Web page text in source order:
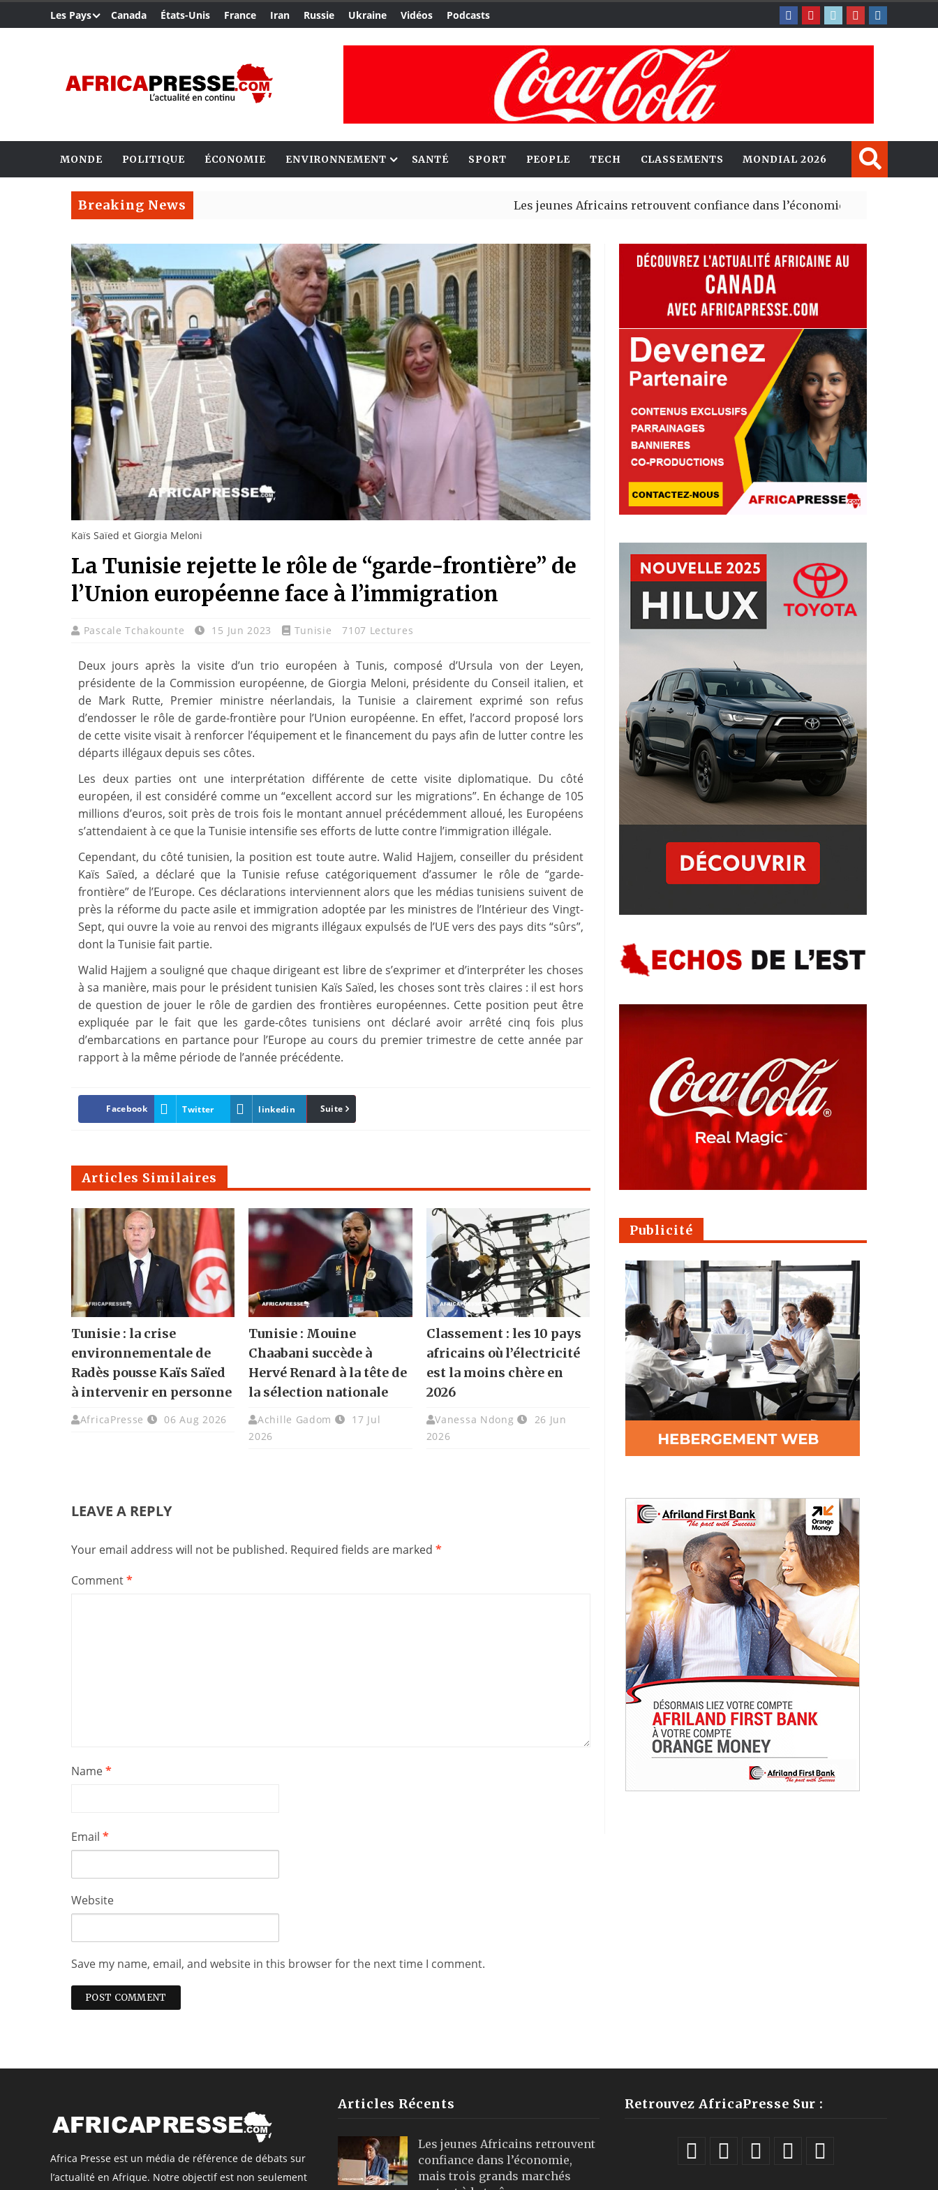
Les Pays Canada États-Unis France Iran Russie Ukraine Vidéos Podcasts
MONDE POLITIQUE ÉCONOMIE ENVIRONNEMENT SANTÉ SPORT PEOPLE TECH CLASSEMENTS MONDIAL 2026
Breaking News Les jeunes Africains retrouvent confiance dans l’économie, mais trois grands
Kaïs Saïed et Giorgia Meloni
La Tunisie rejette le rôle de “garde-frontière” de
l’Union européenne face à l’immigration
Pascale Tchakounte 15 Jun 2023 Tunisie 7107 Lectures
Deux jours après la visite d’un trio européen à Tunis, composé d’Ursula von der Leyen,
présidente de la Commission européenne, de Giorgia Meloni, présidente du Conseil italien, et
de Mark Rutte, Premier ministre néerlandais, la Tunisie a clairement exprimé son refus
d’endosser le rôle de garde-frontière pour l’Union européenne. En effet, l’accord proposé lors
de cette visite visait à renforcer l’équipement et le financement du pays afin de lutter contre les
départs illégaux depuis ses côtes.
Les deux parties ont une interprétation différente de cette visite diplomatique. Du côté
européen, il est considéré comme un “excellent accord sur les migrations”. En échange de 105
millions d’euros, soit près de trois fois le montant annuel précédemment alloué, les Européens
s’attendaient à ce que la Tunisie intensifie ses efforts de lutte contre l’immigration illégale.
Cependant, du côté tunisien, la position est toute autre. Walid Hajjem, conseiller du président
Kaïs Saïed, a déclaré que la Tunisie refuse catégoriquement d’assumer le rôle de “garde-
frontière” de l’Europe. Ces déclarations interviennent alors que les médias tunisiens suivent de
près la réforme du pacte asile et immigration adoptée par les ministres de l’Intérieur des Vingt-
Sept, qui ouvre la voie au renvoi des migrants illégaux expulsés de l’UE vers des pays dits “sûrs”,
dont la Tunisie fait partie.
Walid Hajjem a souligné que chaque dirigeant est libre de s’exprimer et d’interpréter les choses
à sa manière, mais pour le président tunisien Kaïs Saïed, les choses sont très claires : il est hors
de question de jouer le rôle de gardien des frontières européennes. Cette position peut être
expliquée par le fait que les garde-côtes tunisiens ont déclaré avoir arrêté cinq fois plus
d’embarcations en partance pour l’Europe au cours du premier trimestre de cette année par
rapport à la même période de l’année précédente.
Facebook Twitter linkedin Pinterest
Suite
Articles Similaires
Tunisie : la crise
environnementale de
Radès pousse Kaïs Saïed
à intervenir en personne
AfricaPresse 06 Aug 2026
Tunisie : Mouine
Chaabani succède à
Hervé Renard à la tête de
la sélection nationale
Achille Gadom
17 Jul
2026
Classement : les 10 pays
africains où l’électricité
est la moins chère en
2026
Vanessa Ndong
26 Jun
2026
LEAVE A REPLY
Your email address will not be published. Required fields are marked *
Comment*
Name*
Email *
Website
Save my name, email, and website in this browser for the next time I comment.
Publicité
Africa Presse est un média de référence de débats sur
l’actualité en Afrique. Notre objectif est non seulement
Articles Récents
Les jeunes Africains retrouvent
confiance dans l’économie,
mais trois grands marchés
Retrouvez AfricaPresse Sur :